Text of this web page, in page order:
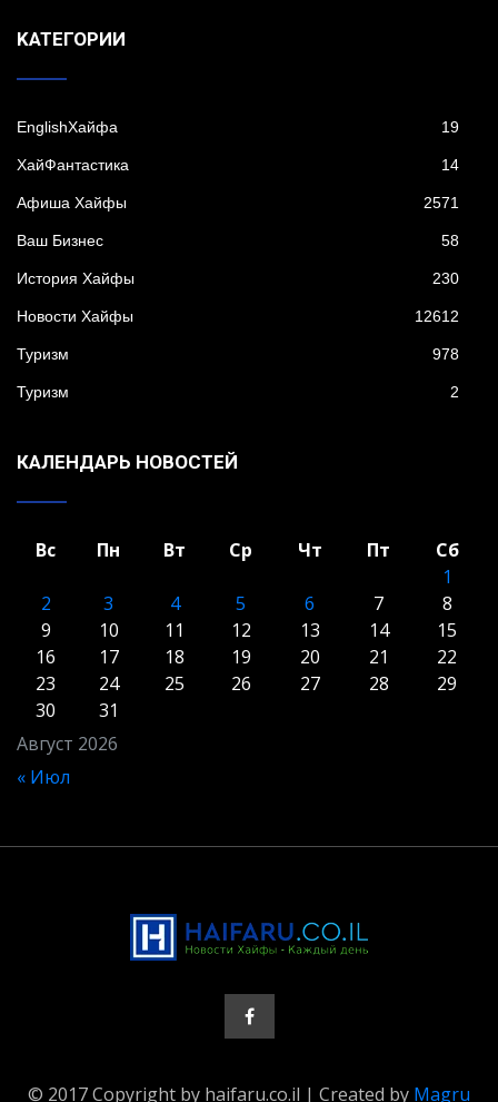
KАТЕГОРИИ
EnglishХайфа 19
XайФантастика 14
Афиша Хайфы 2571
Ваш Бизнес 58
История Хайфы 230
Новости Хайфы 12612
Туризм 978
Туризм 2
КАЛЕНДАРЬ НОВОСТЕЙ
Август 2026
Вс Пн Вт Ср Чт Пт
Сб
1
2
3 4 5 6 7
8
9
10 11 12 13 14
15
16
17 18 19 20 21
22
23
24 25 26 27 28
29
30
31
« Июл
© 2017 Copyright by haifaru.co.il | Created by Magru